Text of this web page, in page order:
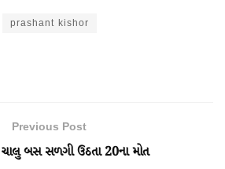
prashant kishor
Previous Post
બસ સળગી ઉઠતા 20ના મોત